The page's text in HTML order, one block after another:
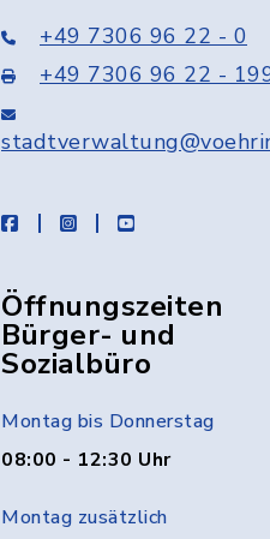
+49 7306 96 22 - 0
+49 7306 96 22 -
facebookinstagramyoutube
Öffnungszeiten
Bürger- und
Sozialbüro
Montag bis Donnerstag
08:00 - 12:30 Uhr
Montag zusätzlich